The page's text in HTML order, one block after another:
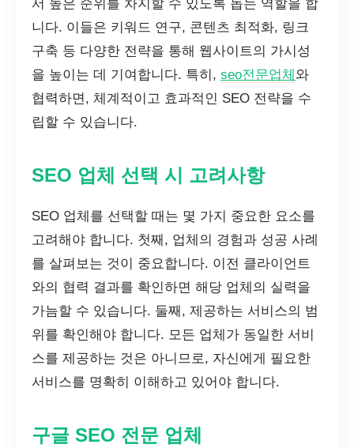
서 높은 순위를 차지할 수 있도록 돕는 역할을 합
니다. 이들은 키워드 연구, 콘텐츠 최적화, 링크
구축 등 다양한 전략을 통해 웹사이트의 가시성
을 높이는 데 기여합니다. 특히, seo전문업체 와
협력하면, 체계적이고 효과적인 SEO 전략을 수
립할 수 있습니다.
SEO 업체 선택 시 고려사항
SEO 업체를 선택할 때는 몇 가지 중요한 요소를
고려해야 합니다. 첫째, 업체의 경험과 성공 사례
를 살펴보는 것이 중요합니다. 이전 클라이언트
와의 협력 결과를 확인하면 해당 업체의 실력을
가늠할 수 있습니다. 둘째, 제공하는 서비스의 범
위를 확인해야 합니다. 모든 업체가 동일한 서비
스를 제공하는 것은 아니므로, 자신에게 필요한
서비스를 명확히 이해하고 있어야 합니다.
구글 SEO 전문 업체